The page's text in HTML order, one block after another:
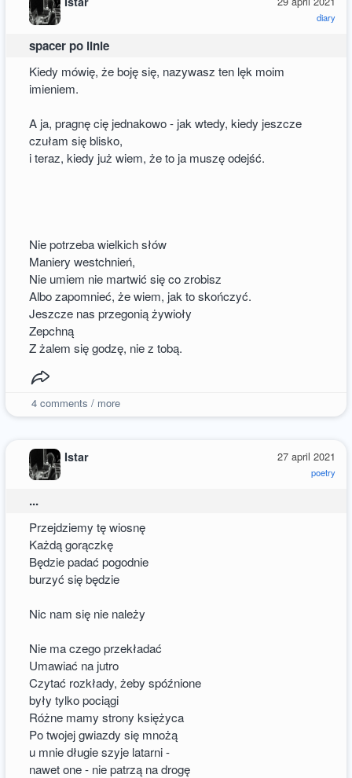
diary
spacer po linie
Kiedy mówię, że boję się, nazywasz ten lęk moim
imieniem.
A ja, pragnę cię jednakowo - jak wtedy, kiedy jeszcze
czułam się blisko,
i teraz, kiedy już wiem, że to ja muszę odejść.
Nie potrzeba wielkich słów
Maniery westchnień,
Nie umiem nie martwić się co zrobisz
Albo zapomnieć, że wiem, jak to skończyć.
Jeszcze nas przegonią żywioły
Zepchną
Z żalem się godzę, nie z tobą.
4comments / more
27 april 2021
poetry
Istar
...
Przejdziemy tę wiosnę
Każdą gorączkę
Będzie padać pogodnie
burzyć się będzie
Nic nam się nie należy
Nie ma czego przekładać
Umawiać na jutro
Czytać rozkłady, żeby spóźnione
były tylko pociągi
Różne mamy strony księżyca
Po twojej gwiazdy się mnożą
u mnie długie szyje latarni -
nawet one - nie patrzą na drogę